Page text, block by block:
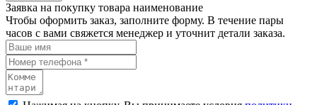
Заявка на покупку товара наименование
Чтобы оформить заказ, заполните форму. В течение пары
часов с вами свяжется менеджер и уточнит детали заказа.